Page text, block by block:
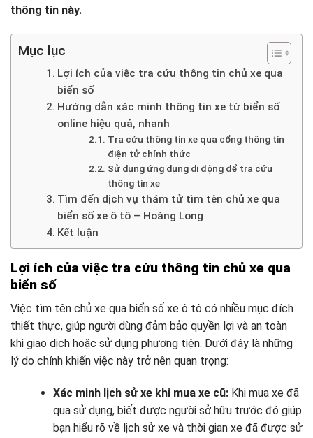
thông tin này.
Mục lục
Lợi ích của việc tra cứu thông tin chủ xe qua
biển số
Hướng dẫn xác minh thông tin xe từ biển số
online hiệu quả, nhanh
Tra cứu thông tin xe qua cổng thông tin
điện tử chính thức
Sử dụng ứng dụng di động để tra cứu
thông tin xe
Tìm đến dịch vụ thám tử tìm tên chủ xe qua
biển số xe ô tô – Hoàng Long
Kết luận
Lợi ích của việc tra cứu thông tin chủ xe qua
biển số
Việc tìm tên chủ xe qua biển số xe ô tô có nhiều mục đích
thiết thực, giúp người dùng đảm bảo quyền lợi và an toàn
khi giao dịch hoặc sử dụng phương tiện. Dưới đây là những
lý do chính khiến việc này trở nên quan trọng:
Xác minh lịch sử xe khi mua xe cũ: Khi mua xe đã
qua sử dụng, biết được người sở hữu trước đó giúp
bạn hiểu rõ về lịch sử xe và thời gian xe đã được sử